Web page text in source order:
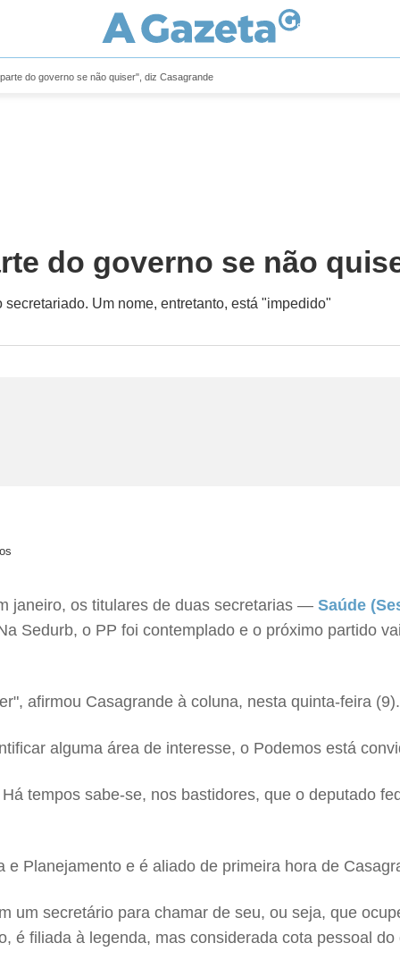
do governo se não quiser", diz Casagrande
do governo se não
Um nome, entretanto, está "impedido"
janeiro, os titulares de duas secretarias — Saúde
Sedurb, o PP foi contemplado e o próximo partido
afirmou Casagrande à coluna, nesta quinta-feira
alguma área de interesse, o Podemos está
tempos sabe-se, nos bastidores, que o deputado
Planejamento e é aliado de primeira hora de
um secretário para chamar de seu, ou seja, que
é filiada à legenda, mas considerada cota pessoal do